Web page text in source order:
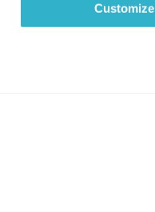
Customize